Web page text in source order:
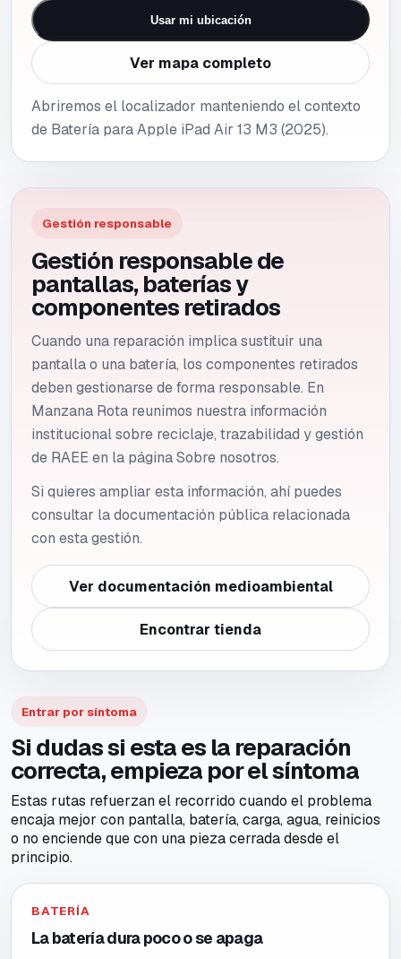
Usar mi ubicación
Ver mapa completo
Abriremos el localizador manteniendo el contexto
de Batería para Apple iPad Air 13 M3 (2025).
Gestión responsable
Gestión responsable de
pantallas, baterías y
componentes retirados
Cuando una reparación implica sustituir una
pantalla o una batería, los componentes retirados
deben gestionarse de forma responsable. En
Manzana Rota reunimos nuestra información
institucional sobre reciclaje, trazabilidad y gestión
de RAEE en la página Sobre nosotros.
Si quieres ampliar esta información, ahí puedes
consultar la documentación pública relacionada
con esta gestión.
Ver documentación medioambiental
Encontrar tienda
Entrar por síntoma
Si dudas si esta es la reparación
correcta, empieza por el síntoma
Estas rutas refuerzan el recorrido cuando el problema
encaja mejor con pantalla, batería, carga, agua, reinicios
o no enciende que con una pieza cerrada desde el
principio.
BATERÍA
La batería dura poco o se apaga